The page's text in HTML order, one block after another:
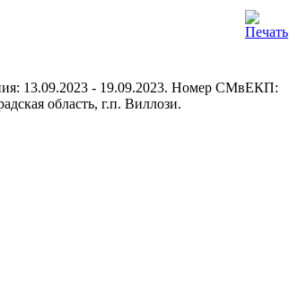
13.09.2023 - 19.09.2023. Номер СМвЕКП:
область, г.п. Виллози.